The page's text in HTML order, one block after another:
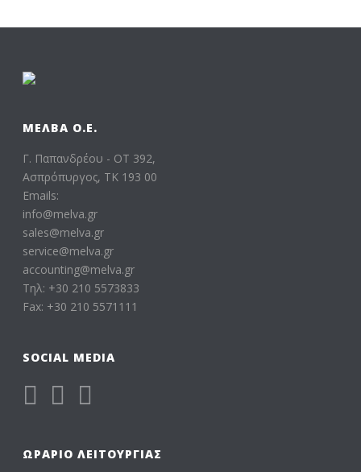
ΜΕΛΒΑ Ο.Ε.
Γ. Παπανδρέου - ΟΤ 392,
Ασπρόπυργος, ΤΚ 193 00
Emails:
info@melva.gr
sales@melva.gr
service@melva.gr
accounting@melva.gr
Τηλ: +30 210 5573833
Fax: +30 210 5571111
SOCIAL MEDIA
ΩΡΆΡΙΟ ΛΕΙΤΟΥΡΓΊΑΣ